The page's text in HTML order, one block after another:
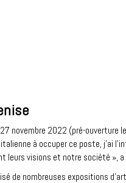
novembre 2022 (pré-ouverture
à occuper ce poste, j'ai
leurs visions et notre société », a
de nombreuses expositions